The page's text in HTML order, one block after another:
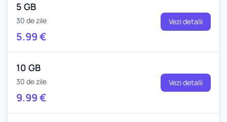
5 GB
30 de zile
5.99€
Vezi detalii
10 GB
30 de zile
9.99€
Vezi detalii